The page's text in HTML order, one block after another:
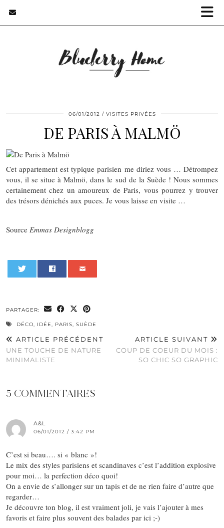
06/01/2012 VISITES PRIVÉES
DE PARIS À MALMÖ
Cet appartement est typique parisien me diriez vous … Détrompez
vous, il se situe à Malmö, dans le sud de la Suède ! Nous sommes
certainement chez un amoureux de Paris, vous pourrez y trouver
des trésors dénichés aux puces. Je vous laisse en visite …
Source Emmas Designblogg
PARTAGER:
DÉCO, IDÉE, PARIS, SUÈDE
ARTICLE PRÉCÉDENT
UNE TOUCHE DE NATURE
MINIMALISTE
ARTICLE SUIVANT
COUP DE COEUR DU MOIS :
SO CHIC SO GRAPHIC
5 COMMENTAIRES
A&L
06/01/2012 / 3:42 PM
C’est si beau…. si « blanc »!
Le mix des styles parisiens et scandinaves c’est l’addition explosive
pour moi… la perfection déco quoi!
On a envie de s’allonger sur un tapis et de ne rien faire d’autre que
regarder…
Je découvre ton blog, il est vraiment joli, je vais l’ajouter à mes
favoris et faire plus souvent des balades par ici ;-)